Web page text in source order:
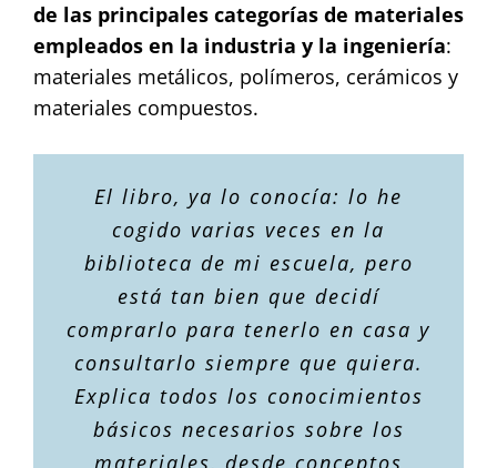
de las principales categorías de materiales
empleados en la industria y la ingeniería:
materiales metálicos, polímeros, cerámicos y
materiales compuestos.
El libro, ya lo conocía: lo he
cogido varias veces en la
biblioteca de mi escuela, pero
está tan bien que decidí
comprarlo para tenerlo en casa y
consultarlo siempre que quiera.
Explica todos los conocimientos
básicos necesarios sobre los
materiales, desde conceptos